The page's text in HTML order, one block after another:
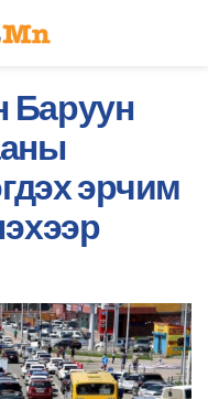
Баруун
эрчим